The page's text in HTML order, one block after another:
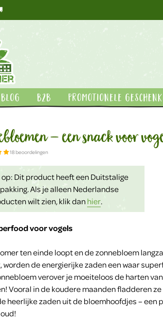
Blog B2B Promotionele
– een snack voor
18 beoordelingen
op: Dit product heeft een Duitstalige
Als je alleen Nederlandse
wilt zien, klik danhier.
voor vogels
ten einde loopt en de zonnebloem
worden de energierijke zaden een waar
verover je moeiteloos de harten
Vooral in de koudere maanden fladderen
heerlijke zaden uit de bloemhoofdjes – een